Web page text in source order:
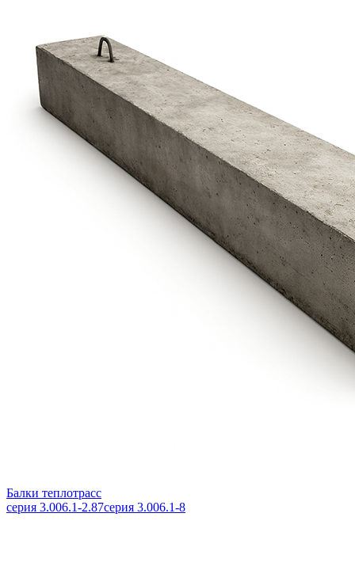
Балки теплотрасс
серия 3.006.1-2.87серия 3.006.1-8